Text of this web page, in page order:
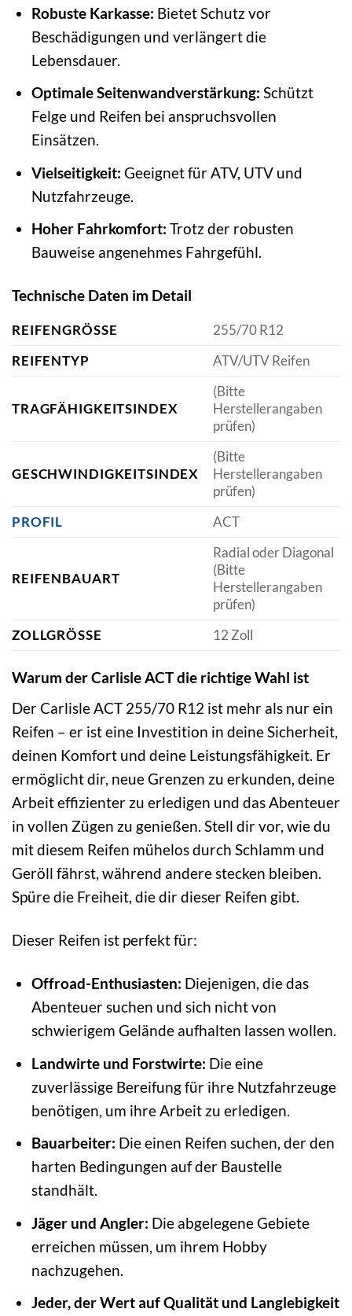
Robuste Karkasse: Bietet Schutz vor
Beschädigungen und verlängert die
Lebensdauer.
Optimale Seitenwandverstärkung: Schützt
Felge und Reifen bei anspruchsvollen
Einsätzen.
Vielseitigkeit: Geeignet für ATV, UTV und
Nutzfahrzeuge.
Hoher Fahrkomfort: Trotz der robusten
Bauweise angenehmes Fahrgefühl.
Technische Daten im Detail
REIFENGRÖSSE
255/70 R12
REIFENTYP
ATV/UTV Reifen
TRAGFÄHIGKEITSINDEX
(Bitte
Herstellerangaben
prüfen)
GESCHWINDIGKEITSINDEX
(Bitte
Herstellerangaben
prüfen)
PROFIL
ACT
REIFENBAUART
Radial oder Diagonal
(Bitte
Herstellerangaben
prüfen)
ZOLLGRÖSSE
12 Zoll
Warum der Carlisle ACT die richtige Wahl ist
Der Carlisle ACT 255/70 R12 ist mehr als nur ein
Reifen – er ist eine Investition in deine Sicherheit,
deinen Komfort und deine Leistungsfähigkeit. Er
ermöglicht dir, neue Grenzen zu erkunden, deine
Arbeit effizienter zu erledigen und das Abenteuer
in vollen Zügen zu genießen. Stell dir vor, wie du
mit diesem Reifen mühelos durch Schlamm und
Geröll fährst, während andere stecken bleiben.
Spüre die Freiheit, die dir dieser Reifen gibt.
Dieser Reifen ist perfekt für:
Offroad-Enthusiasten: Diejenigen, die das
Abenteuer suchen und sich nicht von
schwierigem Gelände aufhalten lassen wollen.
Landwirte und Forstwirte: Die eine
zuverlässige Bereifung für ihre Nutzfahrzeuge
benötigen, um ihre Arbeit zu erledigen.
Bauarbeiter: Die einen Reifen suchen, der den
harten Bedingungen auf der Baustelle
standhält.
Jäger und Angler: Die abgelegene Gebiete
erreichen müssen, um ihrem Hobby
nachzugehen.
Jeder, der Wert auf Qualität und Langlebigkeit